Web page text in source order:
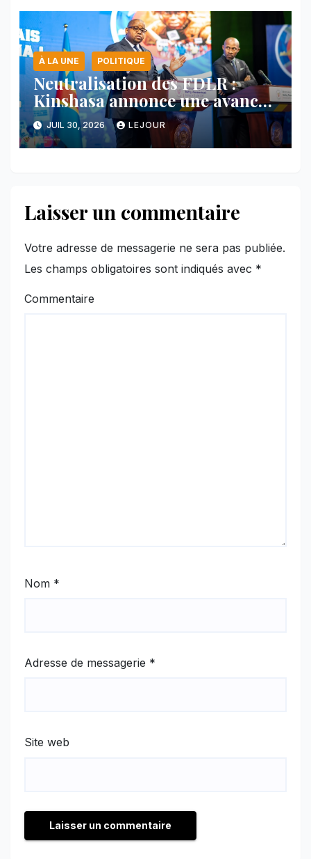
À LA UNE POLITIQUE
Neutralisation des FDLR :
Kinshasa annonce une avancée
majeure et maintient sa ligne
face au Rwanda
JUIL 30, 2026 LEJOUR
Laisser un commentaire
Votre adresse de messagerie ne sera pas publiée.
Les champs obligatoires sont indiqués avec *
Commentaire
Nom *
Adresse de messagerie *
Site web